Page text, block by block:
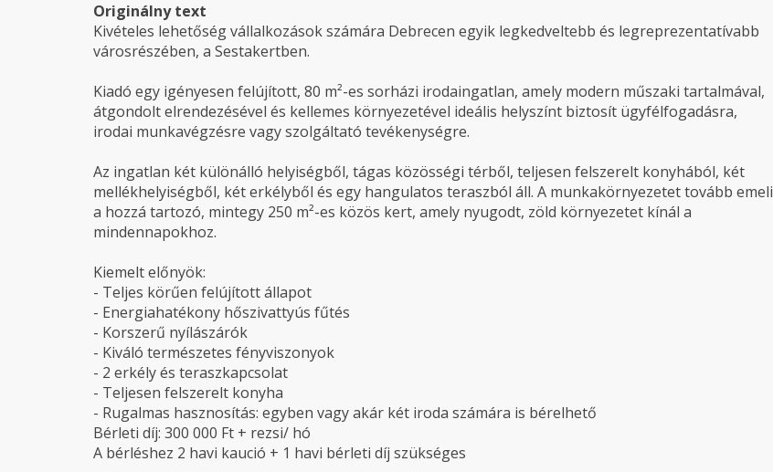
Originálny text
Kivételes lehetőség vállalkozások számára Debrecen egyik legkedveltebb és legreprezentatívabb
városrészében, a Sestakertben.
Kiadó egy igényesen felújított, 80 m²-es sorházi irodaingatlan, amely modern műszaki tartalmával,
átgondolt elrendezésével és kellemes környezetével ideális helyszínt biztosít ügyfélfogadásra,
irodai munkavégzésre vagy szolgáltató tevékenységre.
Az ingatlan két különálló helyiségből, tágas közösségi térből, teljesen felszerelt konyhából, két
mellékhelyiségből, két erkélyből és egy hangulatos teraszból áll. A munkakörnyezetet tovább emeli
a hozzá tartozó, mintegy 250 m²-es közös kert, amely nyugodt, zöld környezetet kínál a
mindennapokhoz.
Kiemelt előnyök:
- Teljes körűen felújított állapot
- Energiahatékony hőszivattyús fűtés
- Korszerű nyílászárók
- Kiváló természetes fényviszonyok
- 2 erkély és teraszkapcsolat
- Teljesen felszerelt konyha
- Rugalmas hasznosítás: egyben vagy akár két iroda számára is bérelhető
Bérleti díj: 300 000 Ft + rezsi/ hó
A bérléshez 2 havi kaució + 1 havi bérleti díj szükséges